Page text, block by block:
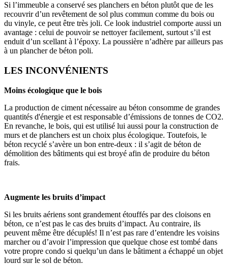
Si l’immeuble a conservé ses planchers en béton plutôt que de les
recouvrir d’un revêtement de sol plus commun comme du bois ou
du vinyle, ce peut être très joli. Ce look industriel comporte aussi un
avantage : celui de pouvoir se nettoyer facilement, surtout s’il est
enduit d’un scellant à l’époxy. La poussière n’adhère par ailleurs pas
à un plancher de béton poli.
LES INCONVÉNIENTS
Moins écologique que le bois
La production de ciment nécessaire au béton consomme de grandes
quantités d'énergie et est responsable d’émissions de tonnes de CO2.
En revanche, le bois, qui est utilisé lui aussi pour la construction de
murs et de planchers est un choix plus écologique. Toutefois, le
béton recyclé s’avère un bon entre-deux : il s’agit de béton de
démolition des bâtiments qui est broyé afin de produire du béton
frais.
Augmente les bruits d’impact
Si les bruits aériens sont grandement étouffés par des cloisons en
béton, ce n’est pas le cas des bruits d’impact. Au contraire, ils
peuvent même être décuplés! Il n’est pas rare d’entendre les voisins
marcher ou d’avoir l’impression que quelque chose est tombé dans
votre propre condo si quelqu’un dans le bâtiment a échappé un objet
lourd sur le sol de béton.